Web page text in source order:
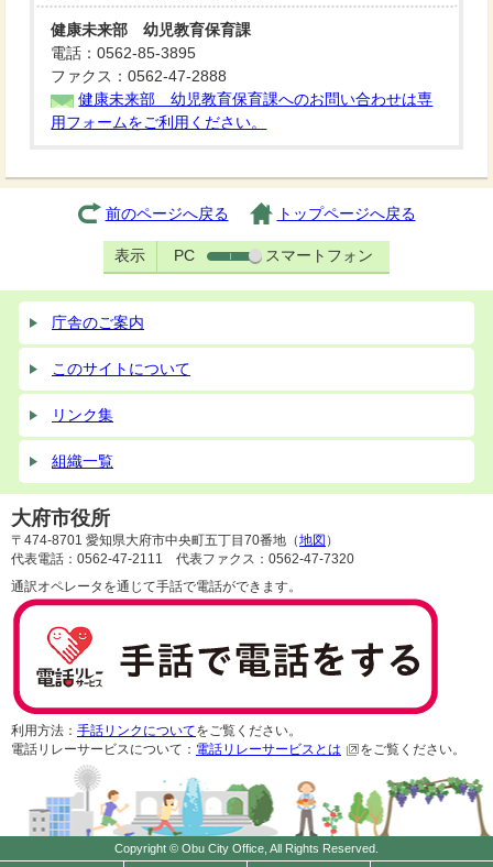
健康未来部 幼児教育保育課
電話：0562-85-3895
ファクス：0562-47-2888
健康未来部 幼児教育保育課へのお問い合わせは専
用フォームをご利用ください。
前のページへ戻る トップページへ戻る
表示 PC スマートフォン
庁舎のご案内
このサイトについて
リンク集
組織一覧
大府市役所
〒474-8701 愛知県大府市中央町五丁目70番地（地図 ）
代表電話：0562-47-2111 代表ファクス：0562-47-7320
通訳オペレータを通じて手話で電話ができます。
利用方法： 手話リンクについてをご覧ください。
電話リレーサービスについて： 電話リレーサービスとは をご覧ください。
Copyright © Obu City Office, All Rights Reserved.